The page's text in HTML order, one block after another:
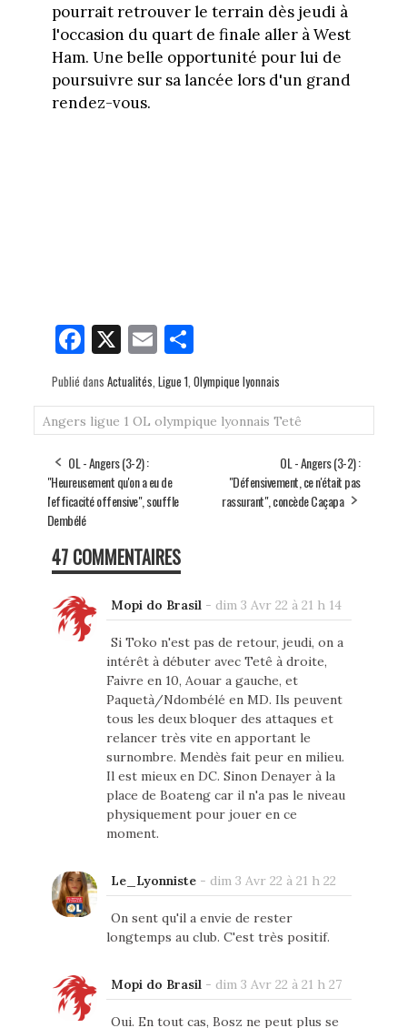
pourrait retrouver le terrain dès jeudi à
l'occasion du quart de finale aller à West
Ham. Une belle opportunité pour lui de
poursuivre sur sa lancée lors d'un grand
rendez-vous.
Fa
ce
bo
ok
X E
m
ail
Pa
rt
ag
er
Publié dans Actualités Ligue 1 Olympique lyonnais
Angers ligue 1 OL olympique lyonnais Tetê
OL - Angers (3-2) :
"Heureusement qu'on a eu de
l'efficacité offensive", souffle
Dembélé
OL - Angers (3-2) :
"Défensivement, ce n'était pas
rassurant", concède Caçapa
47 COMMENTAIRES
Mopi do Brasil- dim 3 Avr 22 à 21 h 14
Si Toko n'est pas de retour, jeudi, on a
intérêt à débuter avec Tetê à droite,
Faivre en 10, Aouar a gauche, et
Paquetà/Ndombélé en MD. Ils peuvent
tous les deux bloquer des attaques et
relancer très vite en apportant le
surnombre. Mendès fait peur en milieu.
Il est mieux en DC. Sinon Denayer à la
place de Boateng car il n'a pas le niveau
physiquement pour jouer en ce
moment.
Le_Lyonniste- dim 3 Avr 22 à 21 h 22
On sent qu'il a envie de rester
longtemps au club. C'est très positif.
Mopi do Brasil- dim 3 Avr 22 à 21 h 27
Oui. En tout cas, Bosz ne peut plus se